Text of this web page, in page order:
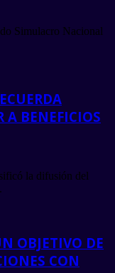
Simulacro Nacional
A BENEFICIOS
la difusión del
OBJETIVO DE
CON